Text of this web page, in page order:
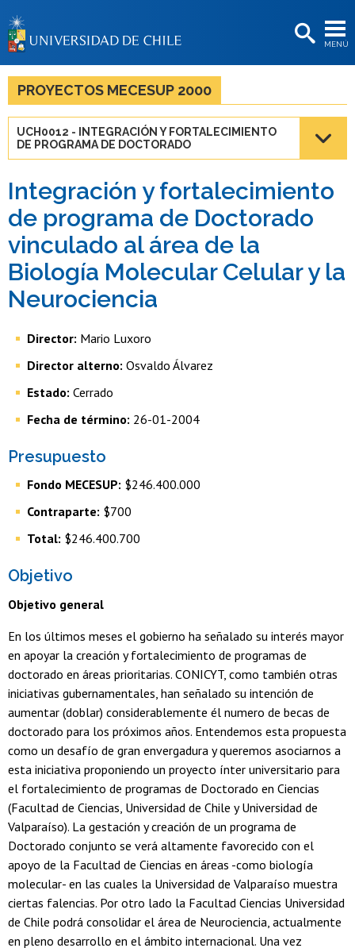
MENÚ
BIBLIOTECAS
LA UNIVERSIDAD
Estudiantes
Funcionarias/os
Egresadas/os
PROYECTOS MECESUP 2000
UCH0012 - INTEGRACIÓN Y FORTALECIMIENTO
DE PROGRAMA DE DOCTORADO
Integración y fortalecimiento
de programa de Doctorado
vinculado al área de la
Biología Molecular Celular y la
Neurociencia
Director: Mario Luxoro
Director alterno: Osvaldo Álvarez
Estado: Cerrado
Fecha de término: 26-01-2004
Presupuesto
Fondo MECESUP: $246.400.000
Contraparte: $700
Total: $246.400.700
Objetivo
Objetivo general
En los últimos meses el gobierno ha señalado su interés mayor
en apoyar la creación y fortalecimiento de programas de
doctorado en áreas prioritarias. CONICYT, como también otras
iniciativas gubernamentales, han señalado su intención de
aumentar (doblar) considerablemente él numero de becas de
doctorado para los próximos años. Entendemos esta propuesta
como un desafío de gran envergadura y queremos asociarnos a
esta iniciativa proponiendo un proyecto ínter universitario para
el fortalecimiento de programas de Doctorado en Ciencias
(Facultad de Ciencias, Universidad de Chile y Universidad de
Valparaíso). La gestación y creación de un programa de
Doctorado conjunto se verá altamente favorecido con el
apoyo de la Facultad de Ciencias en áreas -como biología
molecular- en las cuales la Universidad de Valparaíso muestra
ciertas falencias. Por otro lado la Facultad Ciencias Universidad
de Chile podrá consolidar el área de Neurociencia, actualmente
en pleno desarrollo en el ámbito internacional. Una vez